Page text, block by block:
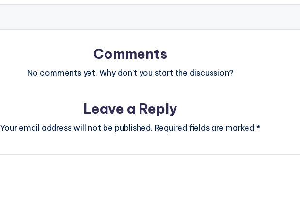
Comments
No comments yet. Why don’t you start the discussion?
Leave a Reply
Your email address will not be published. Required fields are marked*